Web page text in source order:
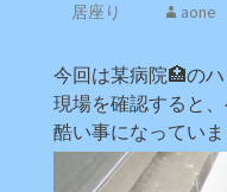
居座り
aone
今回は某病院🏥の
現場を確認すると
酷い事になってい